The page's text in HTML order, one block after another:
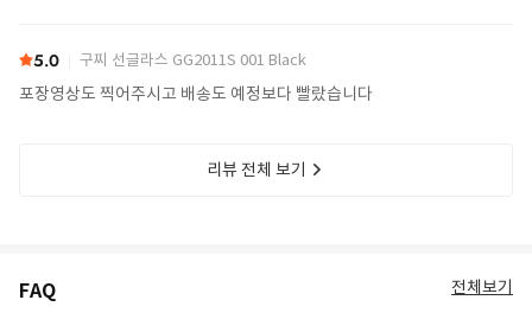
5.0 구찌 선글라스 GG2011S 001 Black
포장영상도 찍어주시고 배송도 예정보다 빨랐습니다
리뷰 전체 보기
FAQ 전체보기